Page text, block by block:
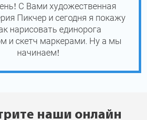
С Вами художественная
Пикчер и сегодня я покажу
нарисовать единорога
и скетч маркерами. Ну а мы
начинаем!
наши онлайн